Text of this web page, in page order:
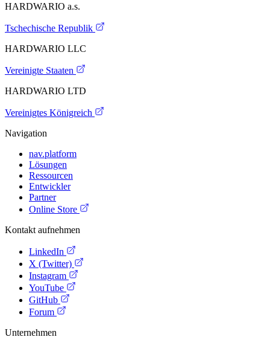
HARDWARIO a.s.
Tschechische Republik
HARDWARIO LLC
Vereinigte Staaten
HARDWARIO LTD
Vereinigtes Königreich
Navigation
nav.platform
Lösungen
Ressourcen
Entwickler
Partner
Online Store
Kontakt aufnehmen
LinkedIn
X (Twitter)
Instagram
YouTube
GitHub
Forum
Unternehmen